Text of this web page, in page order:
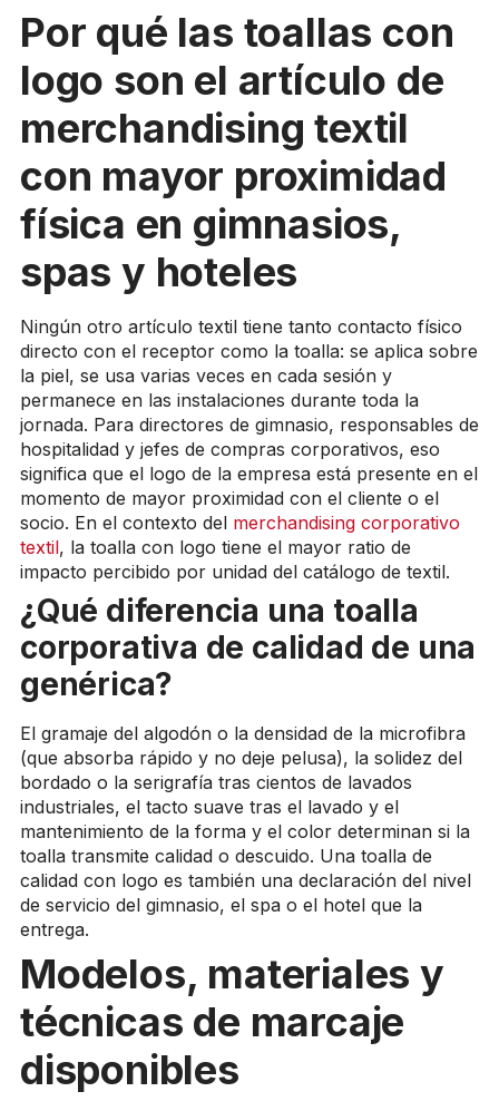
Por qué las toallas con
logo son el artículo de
merchandising textil
con mayor proximidad
física en gimnasios,
spas y hoteles
Ningún otro artículo textil tiene tanto contacto físico
directo con el receptor como la toalla: se aplica sobre
la piel, se usa varias veces en cada sesión y
permanece en las instalaciones durante toda la
jornada. Para directores de gimnasio, responsables de
hospitalidad y jefes de compras corporativos, eso
significa que el logo de la empresa está presente en el
momento de mayor proximidad con el cliente o el
socio. En el contexto del merchandising corporativo
textil, la toalla con logo tiene el mayor ratio de
impacto percibido por unidad del catálogo de textil.
¿Qué diferencia una toalla
corporativa de calidad de una
genérica?
El gramaje del algodón o la densidad de la microfibra
(que absorba rápido y no deje pelusa), la solidez del
bordado o la serigrafía tras cientos de lavados
industriales, el tacto suave tras el lavado y el
mantenimiento de la forma y el color determinan si la
toalla transmite calidad o descuido. Una toalla de
calidad con logo es también una declaración del nivel
de servicio del gimnasio, el spa o el hotel que la
entrega.
Modelos, materiales y
técnicas de marcaje
disponibles